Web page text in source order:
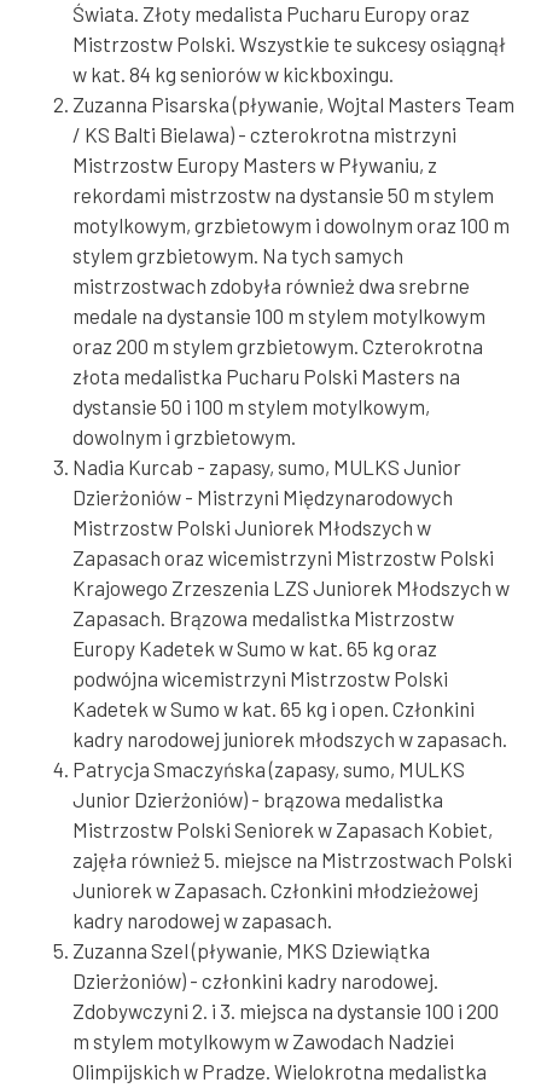
Świata. Złoty medalista Pucharu Europy oraz
Mistrzostw Polski. Wszystkie te sukcesy osiągnął
w kat. 84 kg seniorów w kickboxingu.
Zuzanna Pisarska (pływanie, Wojtal Masters Team
/ KS Balti Bielawa) - czterokrotna mistrzyni
Mistrzostw Europy Masters w Pływaniu, z
rekordami mistrzostw na dystansie 50 m stylem
motylkowym, grzbietowym i dowolnym oraz 100 m
stylem grzbietowym. Na tych samych
mistrzostwach zdobyła również dwa srebrne
medale na dystansie 100 m stylem motylkowym
oraz 200 m stylem grzbietowym. Czterokrotna
złota medalistka Pucharu Polski Masters na
dystansie 50 i 100 m stylem motylkowym,
dowolnym i grzbietowym.
Nadia Kurcab - zapasy, sumo, MULKS Junior
Dzierżoniów - Mistrzyni Międzynarodowych
Mistrzostw Polski Juniorek Młodszych w
Zapasach oraz wicemistrzyni Mistrzostw Polski
Krajowego Zrzeszenia LZS Juniorek Młodszych w
Zapasach. Brązowa medalistka Mistrzostw
Europy Kadetek w Sumo w kat. 65 kg oraz
podwójna wicemistrzyni Mistrzostw Polski
Kadetek w Sumo w kat. 65 kg i open. Członkini
kadry narodowej juniorek młodszych w zapasach.
Patrycja Smaczyńska (zapasy, sumo, MULKS
Junior Dzierżoniów) - brązowa medalistka
Mistrzostw Polski Seniorek w Zapasach Kobiet,
zajęła również 5. miejsce na Mistrzostwach Polski
Juniorek w Zapasach. Członkini młodzieżowej
kadry narodowej w zapasach.
Zuzanna Szel (pływanie, MKS Dziewiątka
Dzierżoniów) - członkini kadry narodowej.
Zdobywczyni 2. i 3. miejsca na dystansie 100 i 200
m stylem motylkowym w Zawodach Nadziei
Olimpijskich w Pradze. Wielokrotna medalistka